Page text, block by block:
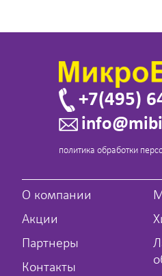
+7(495)
политика обработки
О компании
Акции
Партнеры
Контакты